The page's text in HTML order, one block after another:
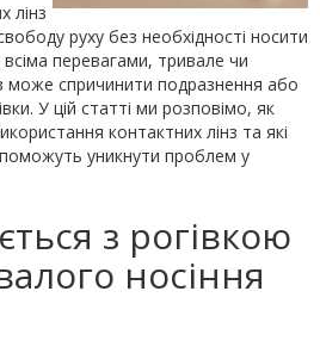
лінз
руху без необхідності носити
перевагами, тривале чи
може спричинити подразнення або
У цій статті ми розповімо, як
контактних лінз та які
уникнути проблем у
з рогівкою
носіння